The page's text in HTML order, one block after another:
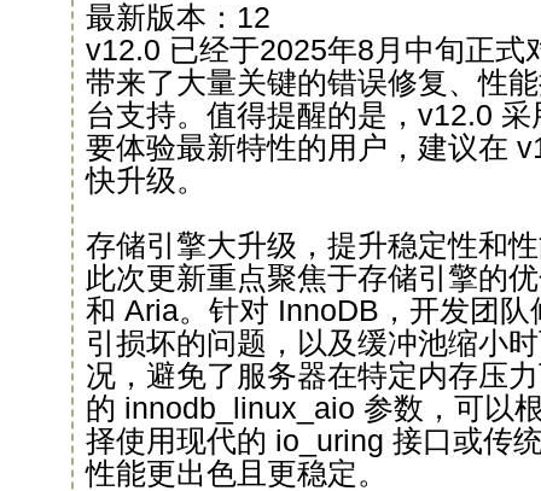
最新版本：12
v12.0 已经于2025年8月中旬正式
带来了大量关键的错误修复、性
台支持。值得提醒的是，v12.0
要体验最新特性的用户，建议在
快升级。
存储引擎大升级，提升稳定性和
此次更新重点聚焦于存储引擎的
和 Aria。针对 InnoDB，开发团
引损坏的问题，以及缓冲池缩小
况，避免了服务器在特定内存压
的 innodb_linux_aio 参数，可以
择使用现代的 io_uring 接口或传
性能更出色且更稳定。